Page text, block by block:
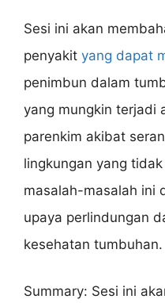
Sesi ini akan
penyakit yang dapat
penimbun dalam
yang mungkin terjadi
parenkim akibat
lingkungan yang
masalah-masalah ini
upaya perlindungan
kesehatan tumbuhan.
Summary: Sesi ini